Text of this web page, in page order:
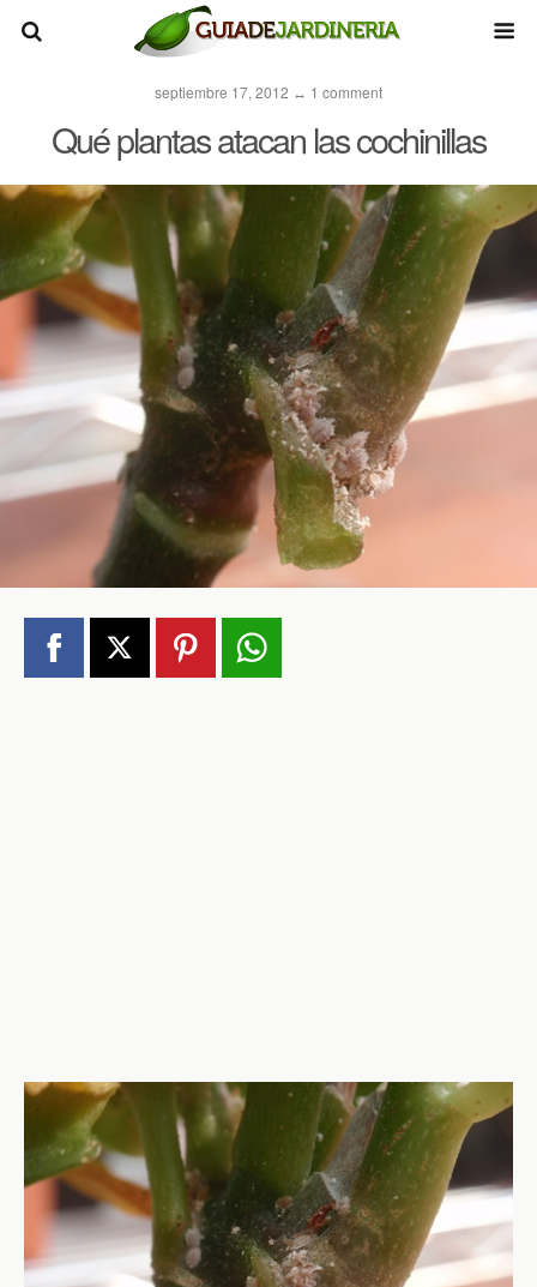
septiembre 17, 2012 ↔ 1 comment
Qué plantas atacan las cochinillas